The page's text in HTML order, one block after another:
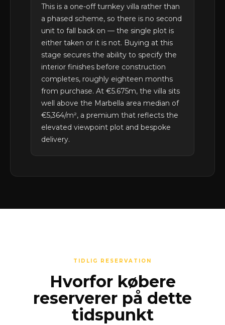
This is a one-off turnkey villa rather than
a phased scheme, so there is no second
unit to fall back on — the single plot is
either taken or it is not. Buying at this
stage secures the ability to specify the
interior finishes before construction
completes, roughly eighteen months
from purchase. At €5.675m, the villa sits
well above the Marbella area median of
€5,364/m², a premium that reflects the
elevated viewpoint plot and bespoke
delivery.
TIDLIG RESERVATION
Hvorfor købere
reserverer på dette
tidspunkt